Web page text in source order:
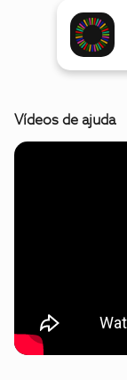
Vídeos de ajuda